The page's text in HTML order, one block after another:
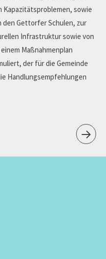
sowie
den Gettorfer Schulen, zur
Infrastruktur sowie von
Maßnahmenplan
der für die Gemeinde
Handlungsempfehlungen